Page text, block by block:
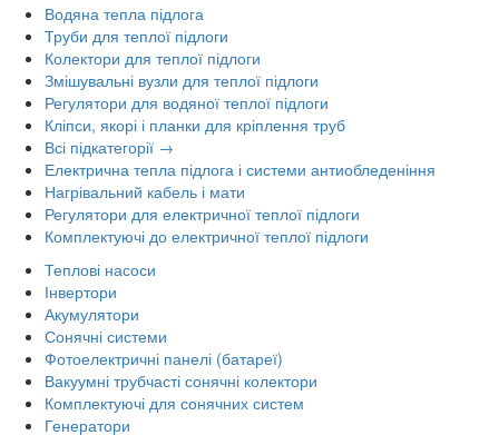
Водяна тепла підлога
Труби для теплої підлоги
Колектори для теплої підлоги
Змішувальні вузли для теплої підлоги
Регулятори для водяної теплої підлоги
Кліпси, якорі і планки для кріплення труб
Всі підкатегорії →
Електрична тепла підлога і системи антиобледеніння
Нагрівальний кабель і мати
Регулятори для електричної теплої підлоги
Комплектуючі до електричної теплої підлоги
Теплові насоси
Інвертори
Акумулятори
Сонячні системи
Фотоелектричні панелі (батареї)
Вакуумні трубчасті сонячні колектори
Комплектуючі для сонячних систем
Генератори